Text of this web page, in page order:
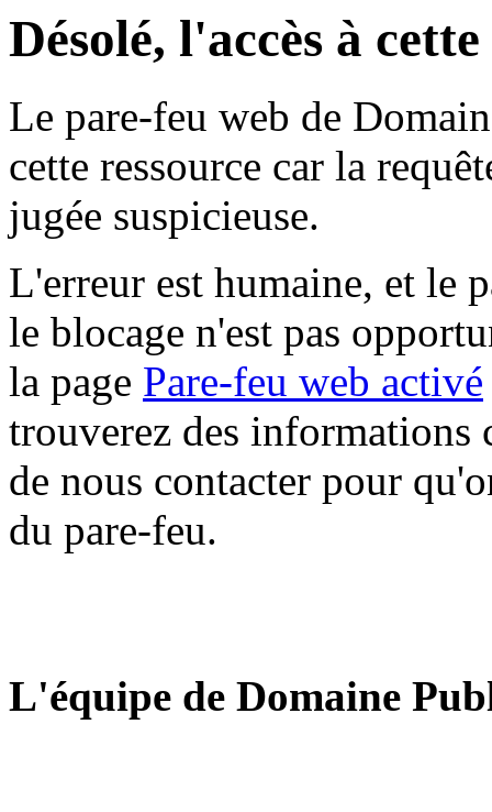
Désolé, l'accès à
Le pare-feu web de
cette ressource car la
jugée suspicieuse.
L'erreur est humaine, et le
le blocage n'est pas
la page Pare-feu web activé
trouverez des informations
de nous contacter pour
du pare-feu.
L'équipe de Domaine